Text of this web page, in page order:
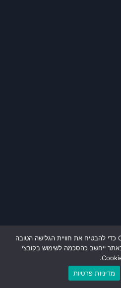
שלח וואטס אפ
אנחנו משתמשים בקובצי Cookie כדי להבטיח את חוויית הגלישה הטובה
ייחשב כהסכמה לשימוש בקובצי
מדיניות פרטיות